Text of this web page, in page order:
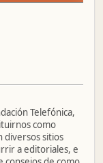
Telefónica,
como
diversos sitios
a editoriales, e